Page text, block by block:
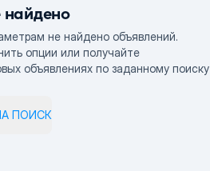
найдено
не найдено объявлений.
опции или получайте
объявлениях по заданному поиску
ПОИСК